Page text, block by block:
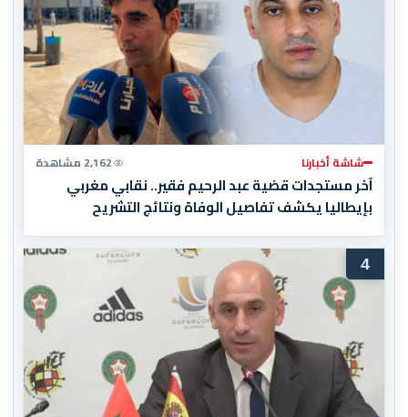
شاشة أخبارنا 2,162 مشاهدة
آخر مستجدات قضية عبد الرحيم فقير.. نقابي مغربي
بإيطاليا يكشف تفاصيل الوفاة ونتائج التشريح
4